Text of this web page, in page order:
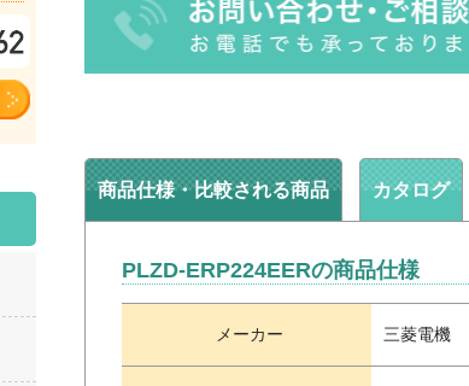
商品仕様・比較される商品 カタログ
PLZD-ERP224EERの商品仕様
メーカー 三菱電機